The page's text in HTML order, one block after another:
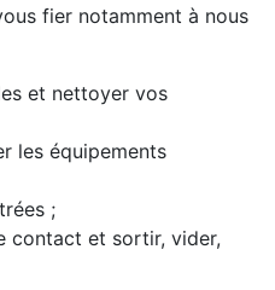
fier notamment à nous
et nettoyer vos
les équipements
;
contact et sortir, vider,